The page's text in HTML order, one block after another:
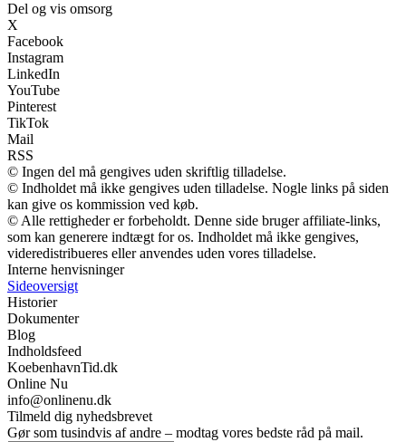
Del og vis omsorg
X
Facebook
Instagram
LinkedIn
YouTube
Pinterest
TikTok
Mail
RSS
© Ingen del må gengives uden skriftlig tilladelse.
© Indholdet må ikke gengives uden tilladelse. Nogle links på siden
kan give os kommission ved køb.
© Alle rettigheder er forbeholdt. Denne side bruger affiliate-links,
som kan generere indtægt for os. Indholdet må ikke gengives,
videredistribueres eller anvendes uden vores tilladelse.
Interne henvisninger
Sideoversigt
Historier
Dokumenter
Blog
Indholdsfeed
KoebenhavnTid.dk
Online Nu
info@onlinenu.dk
Tilmeld dig nyhedsbrevet
Gør som tusindvis af andre – modtag vores bedste råd på mail.